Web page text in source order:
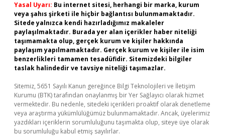
Yasal Uyarı: Bu internet sitesi, herhangi bir marka, kurum
veya şahıs şirketi ile hiçbir bağlantısı bulunmamaktadır.
Sitede yalnızca kendi hazırladığımız makaleler
paylaşılmaktadır. Burada yer alan içerikler haber niteliği
taşımamakta olup, gerçek kurum ve kişiler hakkında
paylaşım yapılmamaktadır. Gerçek kurum ve kişiler ile isim
benzerlikleri tamamen tesadüfidir. Sitemizdeki bilgiler
taslak halindedir ve tavsiye niteliği taşımazlar.
Sitemiz, 5651 Sayılı Kanun gereğince Bilgi Teknolojileri ve İletişim
Kurumu (BTK) tarafından onaylanmış bir Yer Sağlayıcı olarak hizmet
vermektedir. Bu nedenle, sitedeki içerikleri proaktif olarak denetleme
veya araştırma yükümlülüğümüz bulunmamaktadır. Ancak, üyelerimiz
yazdıkları içeriklerin sorumluluğunu taşımakta olup, siteye üye olarak
bu sorumluluğu kabul etmiş sayılırlar.